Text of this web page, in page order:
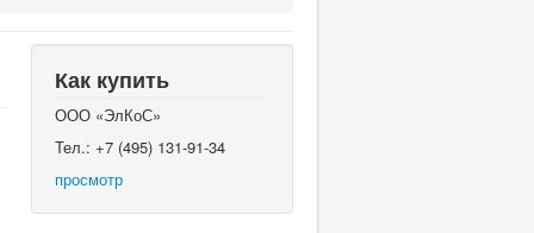
Как купить
ООО «ЭлКоС»
Тел.: +7 (495) 131-91-34
просмотр